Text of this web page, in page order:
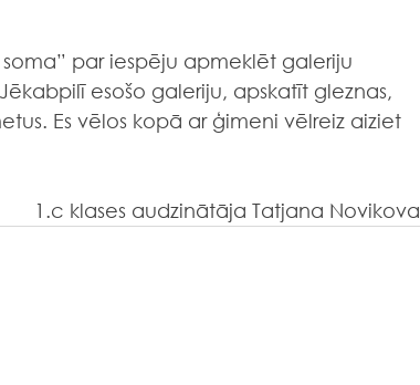
par iespēju apmeklēt galeriju
esošo galeriju, apskatīt gleznas,
Es vēlos kopā ar ģimeni vēlreiz aiziet
1.c klases audzinātāja Tatjana Novikova